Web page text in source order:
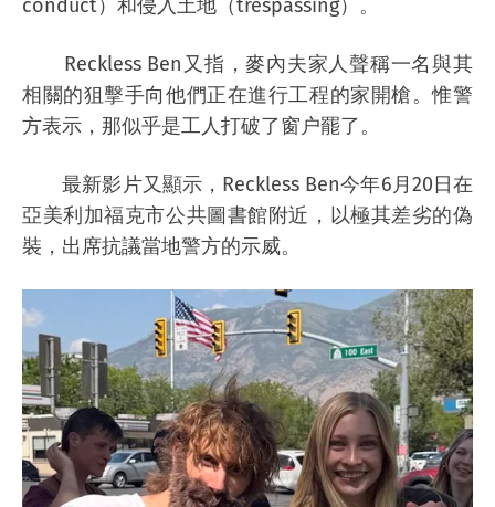
conduct）和侵入土地（trespassing）。
Reckless Ben又指，麥內夫家人聲稱一名與其
相關的狙擊手向他們正在進行工程的家開槍。惟警
方表示，那似乎是工人打破了窗户罷了。
最新影片又顯示，Reckless Ben今年6月20日在
亞美利加福克市公共圖書館附近，以極其差劣的偽
裝，出席抗議當地警方的示威。